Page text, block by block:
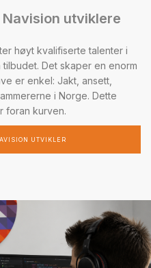
utviklere
høyt kvalifiserte talenter i
Det skaper en enorm
er enkel: Jakt, ansett,
i Norge. Dette
foran kurven.
UTVIKLER